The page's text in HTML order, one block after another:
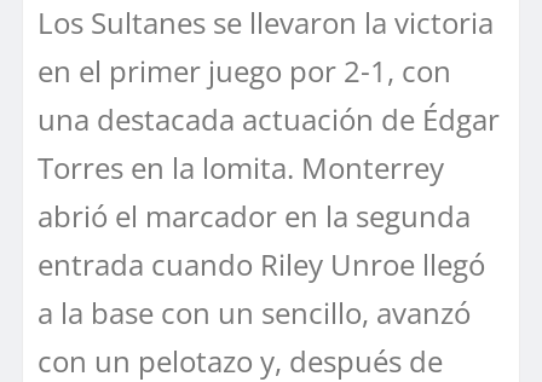
Los Sultanes se llevaron la victoria
en el primer juego por 2-1, con
una destacada actuación de Édgar
Torres en la lomita. Monterrey
abrió el marcador en la segunda
entrada cuando Riley Unroe llegó
a la base con un sencillo, avanzó
con un pelotazo y, después de